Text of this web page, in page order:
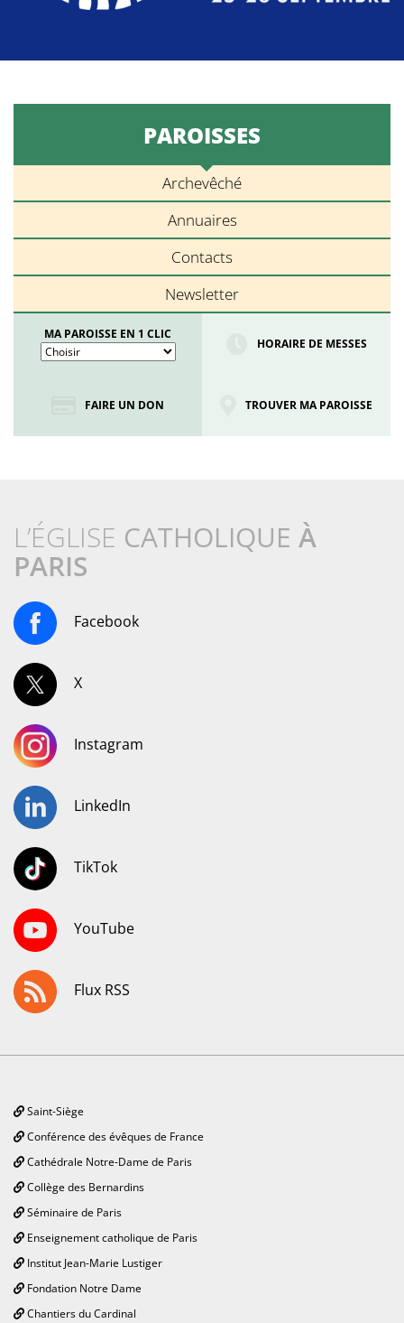
PAROISSES
Archevêché
Annuaires
Contacts
Newsletter
MA PAROISSE EN 1 CLIC
HORAIRE DE MESSES
FAIRE UN DON TROUVER MA PAROISSE
L’ÉGLISE CATHOLIQUE À
PARIS
Facebook
X
Instagram
LinkedIn
TikTok
YouTube
Flux RSS
Saint-Siège
Conférence des évêques de France
Cathédrale Notre-Dame de Paris
Collège des Bernardins
Séminaire de Paris
Enseignement catholique de Paris
Institut Jean-Marie Lustiger
Fondation Notre Dame
Chantiers du Cardinal